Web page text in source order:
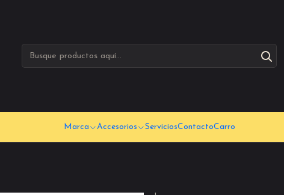
Marca Accesorios ServiciosContactoCarro